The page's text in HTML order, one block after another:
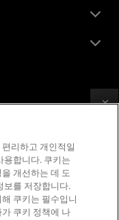
리하고 개인적일
용합니다. 쿠키는
개선하는 데 도
보를 저장합니다.
쿠키는 필수입니
쿠키 정책에 나